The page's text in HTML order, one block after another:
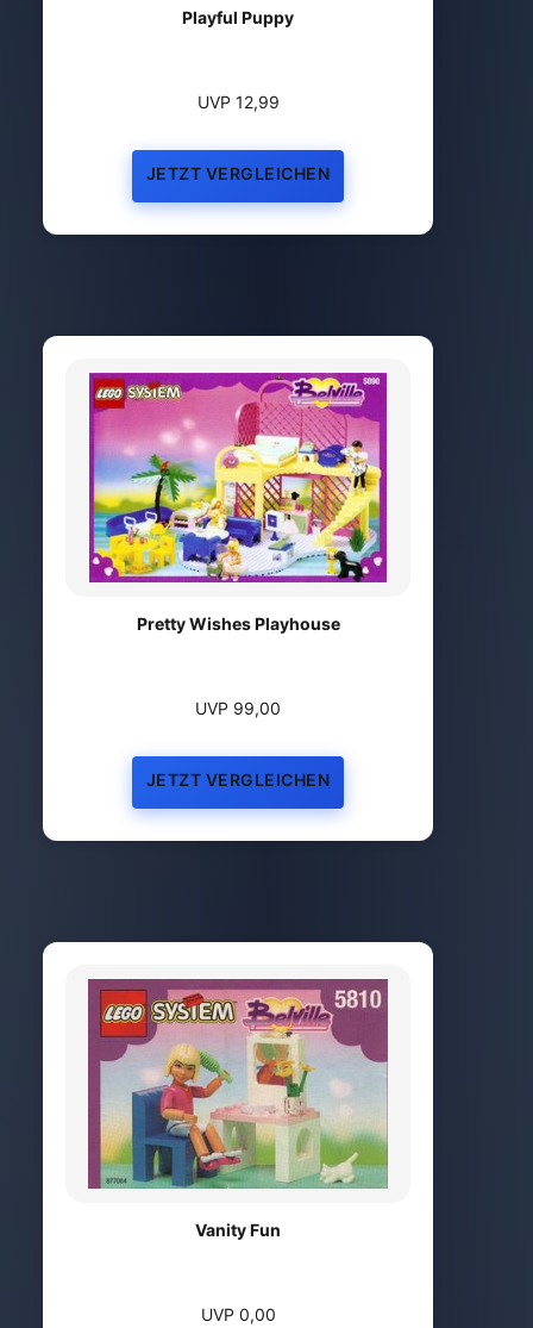
Playful Puppy
UVP 12,99
JETZT VERGLEICHEN
Pretty Wishes Playhouse
UVP 99,00
JETZT VERGLEICHEN
Vanity Fun
UVP 0,00